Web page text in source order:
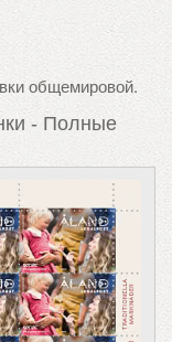
общемировой.
- Полные